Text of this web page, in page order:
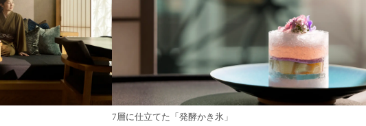
7層に仕立てた「発酵かき氷」